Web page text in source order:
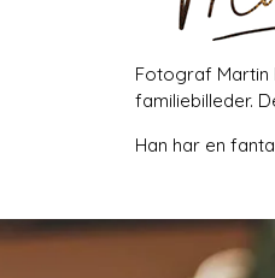
Fotograf
familiebilleder.
Han har en